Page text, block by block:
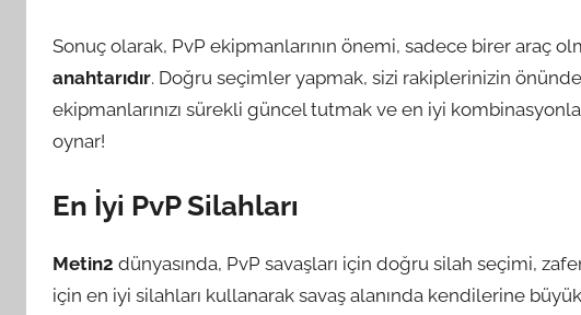
Sonuç olarak, PvP ekipmanlarının önemi, sadece birer araç
anahtarıdır. Doğru seçimler yapmak, sizi rakiplerinizin önünde
ekipmanlarınızı sürekli güncel tutmak ve en iyi
oynar!
En İyi PvP Silahları
Metin2 dünyasında, PvP savaşları için doğru silah seçimi,
için en iyi silahları kullanarak savaş alanında kendilerine